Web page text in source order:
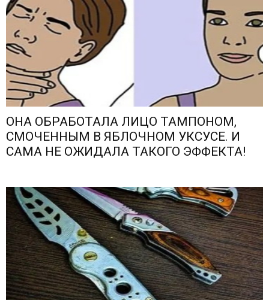
ОНА ОБРАБОТАЛА ЛИЦО ТАМПОНОМ,
СМОЧЕННЫМ В ЯБЛОЧНОМ УКСУСЕ. И
САМА НЕ ОЖИДАЛА ТАКОГО ЭФФЕКТА!